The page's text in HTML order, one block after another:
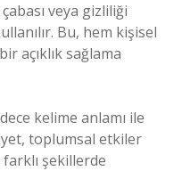
veya gizliliği
Bu, hem kişisel
açıklık sağlama
kelime anlamı ile
toplumsal etkiler
şekillerde